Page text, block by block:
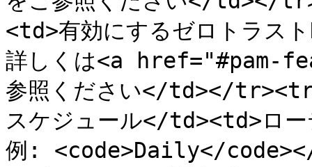
<td>有効にするゼロトラス
詳しくは<a href="#pam-
参照ください</td></
スケジュール</td><td>ロ
例: <code>Daily</